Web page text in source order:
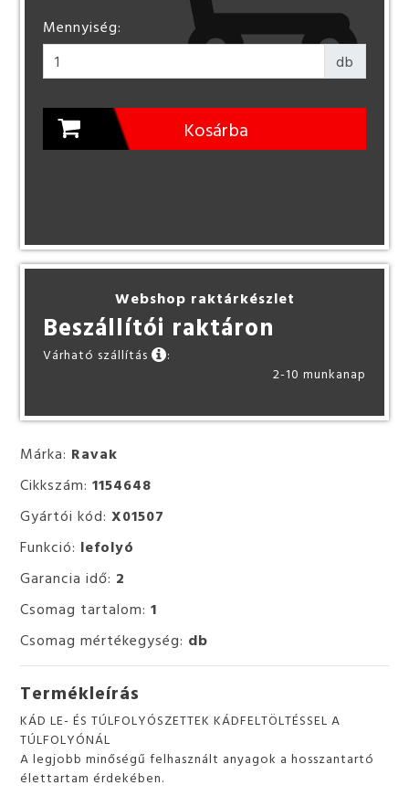
Márka: Ravak
Cikkszám:1154648
Gyártói kód:X01507
Funkció: lefolyó
Garancia idő: 2
Csomag tartalom:1
Csomag mértékegység: db
Termékleírás
KÁD LE- ÉS TÚLFOLYÓSZETTEK KÁDFELTÖLTÉSSEL A
TÚLFOLYÓNÁL
A legjobb minőségű felhasznált anyagok a hosszantartó
élettartam érdekében.
Mennyiség:
db
Kosárba
Webshop raktárkészlet
Beszállítói raktáron
Várható szállítás
:
2-10 munkanap